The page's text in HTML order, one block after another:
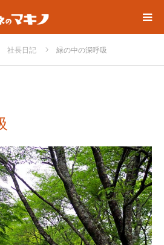
社長日記 緑の中の深呼吸